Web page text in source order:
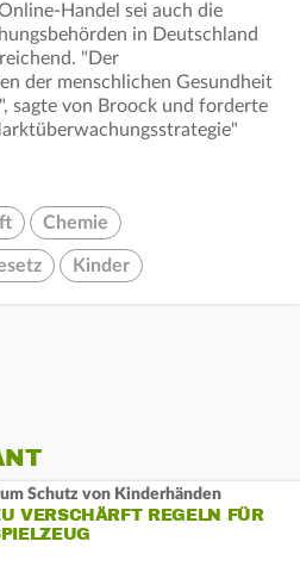
Handel sei auch die
in Deutschland
"Der
der menschlichen Gesundheit
sagte von Broock und forderte
Chemie
Kinder
Schutz von Kinderhänden
VERSCHÄRFT REGELN FÜR